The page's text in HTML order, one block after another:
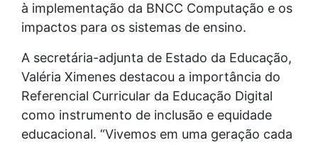
à implementação da BNCC Computação e os
impactos para os sistemas de ensino.
A secretária-adjunta de Estado da Educação,
Valéria Ximenes destacou a importância do
Referencial Curricular da Educação Digital
como instrumento de inclusão e equidade
educacional. “Vivemos em uma geração cada